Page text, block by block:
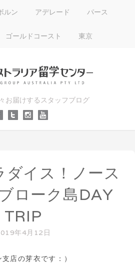
ルン アデレード パース
ゴールドコースト 東京
お届けするスタッフブログ
ダイス！ノース
ローク島DAY
TRIP
年4月12日
店の芽衣です：）